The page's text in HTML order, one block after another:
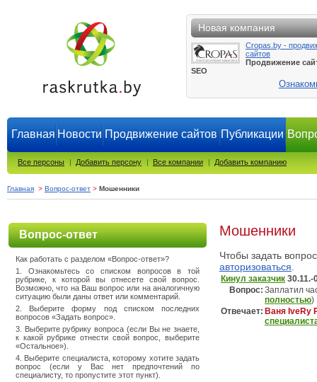
Новая компания
Cropas.by -
сайтов
Продвижение
SEO
Главная Новости Продвижение сайтов Публикации
Все персоны | Добавить персону | Все компании | Добавить компанию
Главная > Вопрос-ответ > Мошенники
Вопрос-ответ
Как работать с разделом «Вопрос-ответ»?
1. Ознакомьтесь со списком вопросов в той
рубрике, к которой вы отнесете свой вопрос.
Возможно, что на Ваш вопрос или на аналогичную
ситуацию были даны ответ или комментарий.
2. Выберите форму под списком последних
вопросов «Задать вопрос».
3. Выберите рубрику вопроса (если Вы не знаете,
к какой рубрике отнести свой вопрос, выберите
«Остальное»).
4. Выберите специалиста, которому хотите задать
вопрос (если у Вас нет предпочтений по
специалисту, то пропустите этот пункт).
Мошенники
Чтобы задать
авторизоваться
Кинул заказчик 30.11.-
Вопрос: Заплатил
полностью)
Отвечает: Ваня IveRy